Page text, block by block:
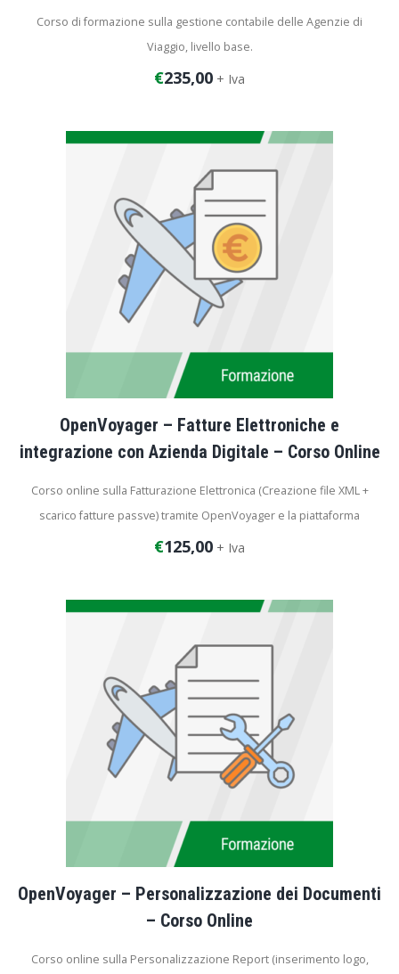
Corso di formazione sulla gestione contabile delle Agenzie di
Viaggio, livello base.
Durata del corso: 4 ore
€235,00 + Iva
OpenVoyager – Fatture Elettroniche e
integrazione con Azienda Digitale – Corso Online
Corso online sulla Fatturazione Elettronica (Creazione file XML +
scarico fatture passve) tramite OpenVoyager e la piattaforma
Azienda Digitale.
€125,00 + Iva
OpenVoyager – Personalizzazione dei Documenti
– Corso Online
Corso online sulla Personalizzazione Report (inserimento logo,